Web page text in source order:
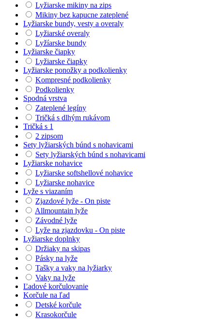
Lyžiarske mikiny na zips
Mikiny bez kapucne zateplené
Lyžiarske bundy, vesty a overaly
Lyžiarské overaly
Lyžíarske bundy
Lyžiarske čiapky
Lyžiarske čiapky
Lyžiarske ponožky a podkolienky
Kompresné podkolienky
Podkolienky
Spodná vrstva
Zateplené legíny
Tričká s dlhým rukávom
Tričká s 1
2 zipsom
Sety lyžiarských búnd s nohavicami
Sety lyžiarských búnd s nohavicami
Lyžiarske nohavice
Lyžiarske softshellové nohavice
Lyžiarske nohavice
Lyže s viazaním
Zjazdové lyže - On piste
Allmountain lyže
Závodné lyže
Lyže na zjazdovku - On piste
Lyžiarske doplnky
Držiaky na skipas
Pásky na lyže
Tašky a vaky na lyžiarky
Vaky na lyže
Ľadové korčulovanie
Korčule na ľad
Detské korčule
Krasokorčule